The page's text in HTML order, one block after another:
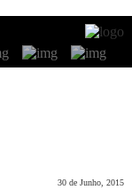
30 de Junho, 2015